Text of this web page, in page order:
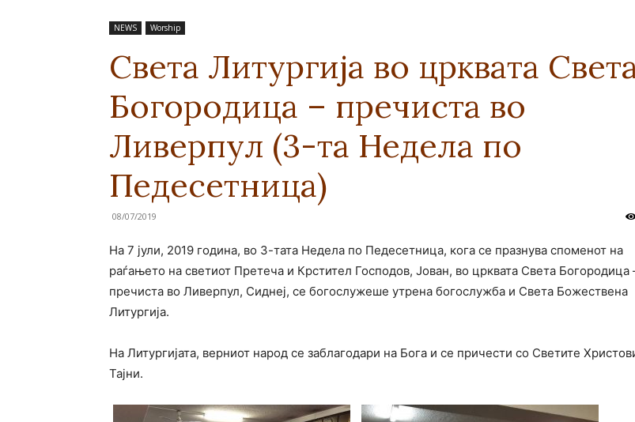
NEWS Worship
Света Литургија во црквата
Богородица – пречиста во
Ливерпул (3-та Недела по
Педесетница)
08/07/2019
На 7 јули, 2019 година, во 3-тата Недела по Педесетница, кога се празнува споменот на
раѓањето на светиот Претеча и Крстител Господов, Јован, во црквата Света Богородица
пречиста во Ливерпул, Сиднеј, се богослужеше утрена богослужба и Света Божествена
Литургија.
На Литургијата, верниот народ се заблагодари на Бога и се причести со Светите
Тајни.